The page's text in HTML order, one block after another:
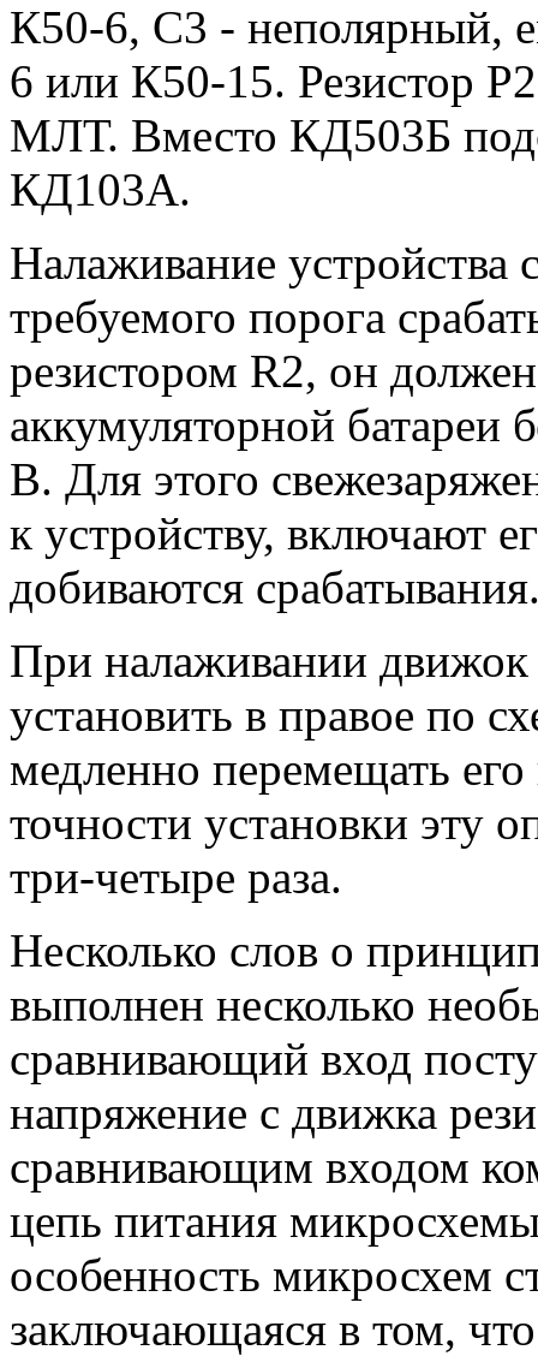
К50-6, С3 - неполярный,
6 или К50-15. Резистор
МЛТ. Вместо КД503Б
КД103А.
Налаживание устройства
требуемого порога
резистором R2, он
аккумуляторной батареи
В. Для этого
к устройству, включают
добиваются
При налаживании движок
установить в правое по
медленно перемещать
точности установки эту
три-четыре раза.
Несколько слов о
выполнен несколько
сравнивающий вход
напряжение с движка
сравнивающим входом
цепь питания
особенность микросхем
заключающаяся в том,